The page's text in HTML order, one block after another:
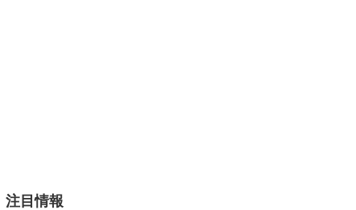
注目情報